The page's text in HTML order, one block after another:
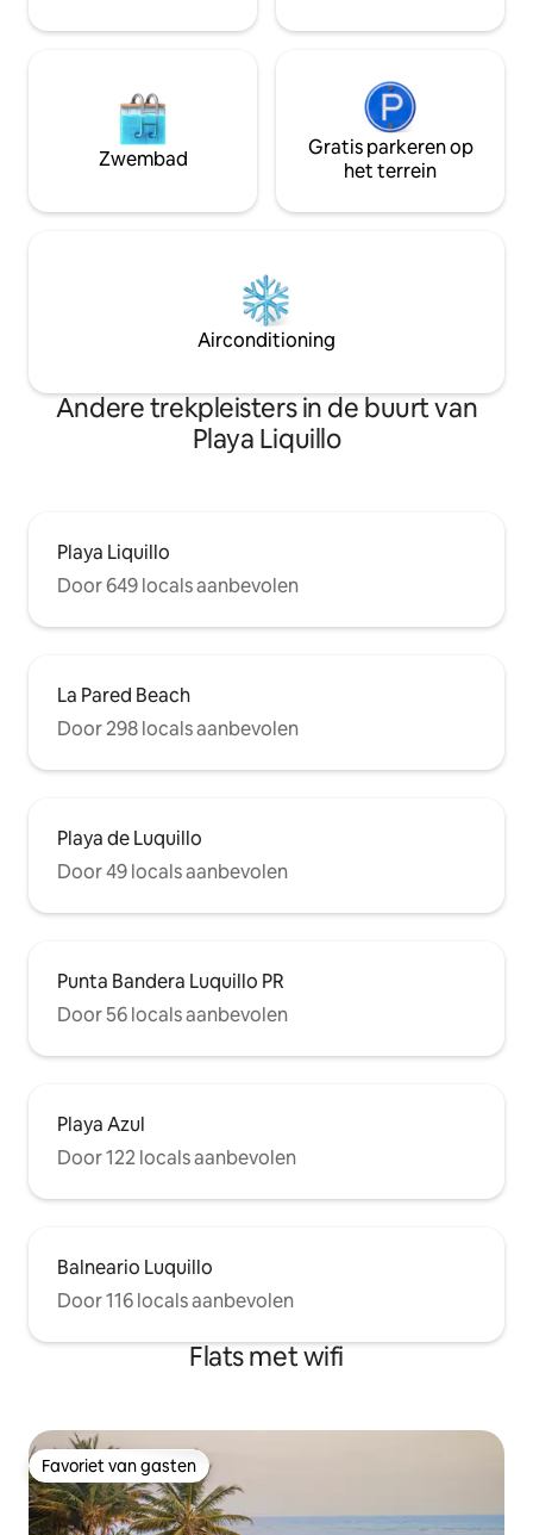
Zwembad
Gratis parkeren op
het terrein
Airconditioning
Andere trekpleisters in de buurt van
Playa Liquillo
Playa Liquillo
Door 649 locals aanbevolen
La Pared Beach
Door 298 locals aanbevolen
Playa de Luquillo
Door 49 locals aanbevolen
Punta Bandera Luquillo PR
Door 56 locals aanbevolen
Playa Azul
Door 122 locals aanbevolen
Balneario Luquillo
Door 116 locals aanbevolen
Flats met wifi
Favoriet van gasten
Favoriet van gasten